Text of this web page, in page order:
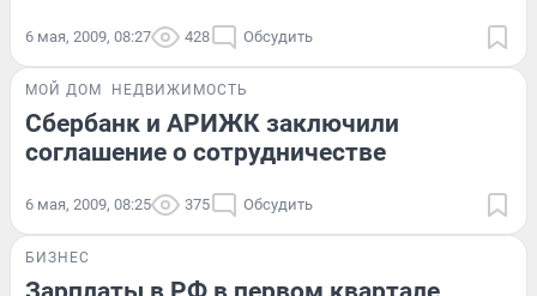
6 мая, 2009, 08:27 428 Обсудить
МОЙ ДОМ НЕДВИЖИМОСТЬ
Сбербанк и АРИЖК заключили
соглашение о сотрудничестве
6 мая, 2009, 08:25 375 Обсудить
БИЗНЕС